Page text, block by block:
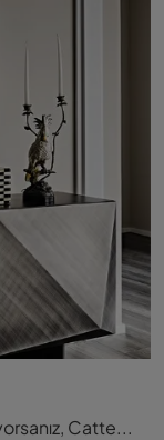
Eğer Cam ve tasarım aksesuarları arıyorsanız, Cattelan Italia markasının Times modeli hakkında daha fazla bilgi edinin.